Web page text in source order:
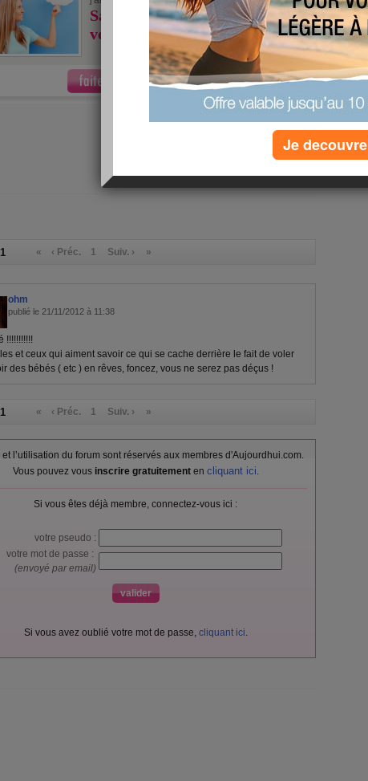
Savez-vous interpréter
vos rêves ?
»plus de quizz
(1) commentaires
« ‹ Préc. 1 Suiv. › »
ohm
publié le 21/11/2012 à 11:38
!!!!!!!!!!!
et ceux qui aiment savoir ce qui se cache derrière le fait de voler
des bébés ( etc ) en rêves, foncez, vous ne serez pas déçus !
« ‹ Préc. 1 Suiv. › »
et l’utilisation du forum sont réservés aux membres d'Aujourdhui.com.
Vous pouvez vous inscrire gratuitementen cliquant ici.
Si vous êtes déjà membre, connectez-vous ici :
votre pseudo :
votre mot de passe :
(envoyé par email)
Si vous avez oublié votre mot de passe, cliquant ici.
Je decouvre